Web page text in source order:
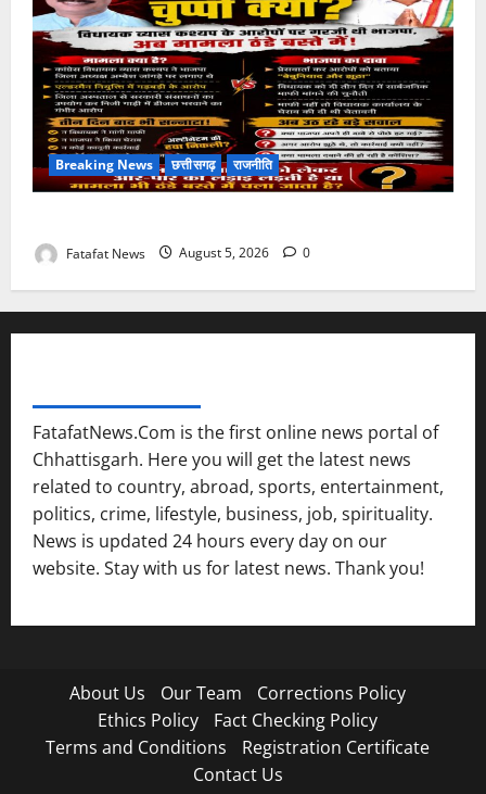
Breaking News छत्तीसगढ़ राजनीति
Fatafat News August 5, 2026 0
FatafatNews.Com is the first online news portal of
Chhattisgarh. Here you will get the latest news
related to country, abroad, sports, entertainment,
politics, crime, lifestyle, business, job, spirituality.
News is updated 24 hours every day on our
website. Stay with us for latest news. Thank you!
About Us Our Team
Corrections Policy
Ethics Policy
Fact Checking Policy
Terms and Conditions
Registration Certificate
Contact Us